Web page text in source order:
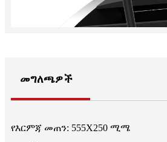
መግለጫዎች
የእርምጃ መጠን: 555X250 ሚሜ